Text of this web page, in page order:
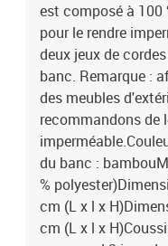
est composé à 100
pour le rendre
deux jeux de
banc. Remarque :
des meubles
recommandons de
du banc :
%
cm (L x l x
cm (L x l x